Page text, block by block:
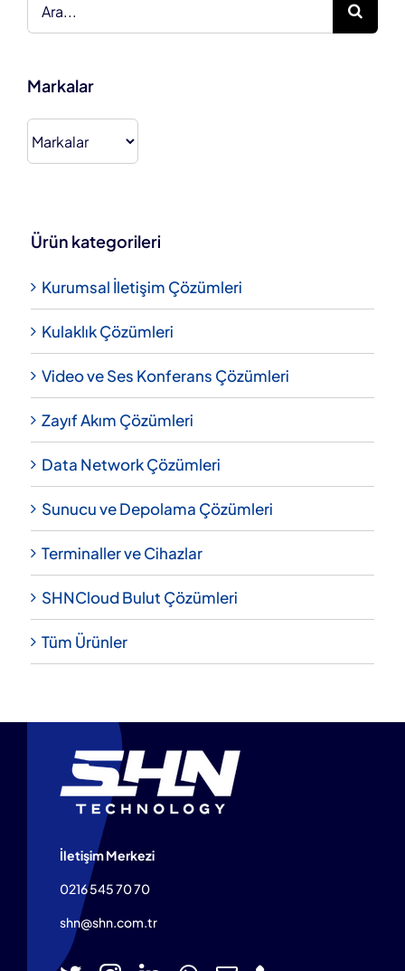
Markalar
Ürün kategorileri
Kurumsal İletişim Çözümleri
Kulaklık Çözümleri
Video ve Ses Konferans Çözümleri
Zayıf Akım Çözümleri
Data Network Çözümleri
Sunucu ve Depolama Çözümleri
Terminaller ve Cihazlar
SHNCloud Bulut Çözümleri
Tüm Ürünler
İletişim Merkezi
0216 545 70 70
shn@shn.com.tr